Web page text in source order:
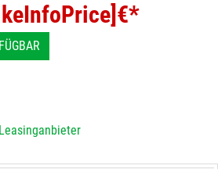
€*
Leasinganbieter